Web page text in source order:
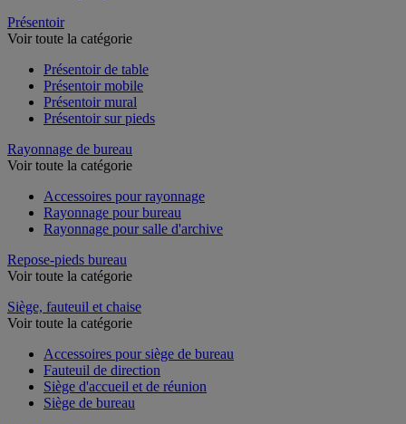
Présentoir
Voir toute la catégorie
Présentoir de table
Présentoir mobile
Présentoir mural
Présentoir sur pieds
Rayonnage de bureau
Voir toute la catégorie
Accessoires pour rayonnage
Rayonnage pour bureau
Rayonnage pour salle d'archive
Repose-pieds bureau
Voir toute la catégorie
Siège, fauteuil et chaise
Voir toute la catégorie
Accessoires pour siège de bureau
Fauteuil de direction
Siège d'accueil et de réunion
Siège de bureau